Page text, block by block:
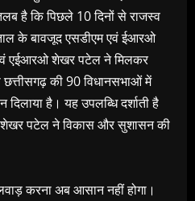
है कि पिछले 10 दिनों से राजस्व
के बावजूद एसडीएम एवं ईआरओ
एईआरओ शेखर पटेल ने मिलकर
छत्तीसगढ़ की 90 विधानसभाओं में
दिलाया है। यह उपलब्धि दर्शाती है
शेखर पटेल ने विकास और सुशासन की
करना अब आसान नहीं होगा।